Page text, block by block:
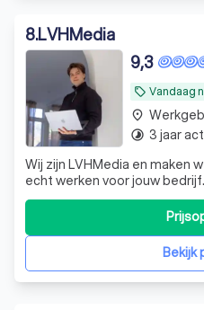
8.LVHMedia
local_offer Vandaag
9,3
Wij zijn LVHMedia en maken
echt werken voor jouw
standaardoplossingen,
past bij wie jij bent en waar
start of al een tijdje bezig
vertalen jouw verhaal naarBekijk
place
timelapse 3 jaar